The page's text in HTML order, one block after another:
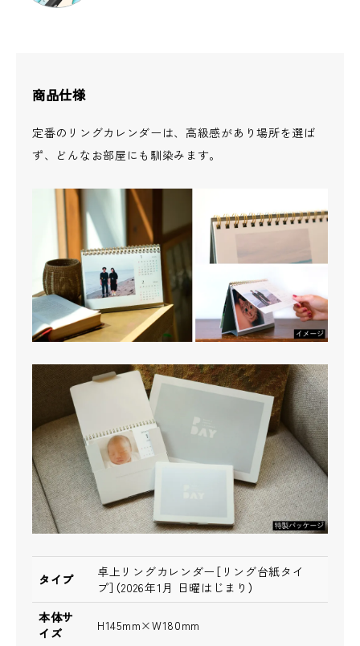
商品仕様
定番のリングカレンダーは、高級感があり場所を選ば
ず、どんなお部屋にも馴染みます。
タイプ
卓上リングカレンダー［リング台紙タイ
プ］（2026年1月 日曜はじまり）
本体サ
イズ
H145mm×W180mm